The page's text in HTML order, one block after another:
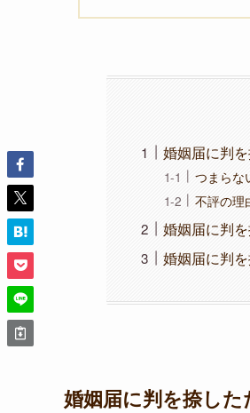
婚姻届に判
つまらな
不評の理
婚姻届に判
婚姻届に判
婚姻届に判を捺し